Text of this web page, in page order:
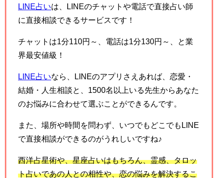
LINE占いは、LINEのチャットや電話で直接占い師
に直接相談できるサービスです！
チャットは1分110円～、電話は1分130円～、と業
界最安値級！
LINE占いなら、LINEのアプリさえあれば、恋愛・
結婚・人生相談と、1500名以上いる先生からあなた
のお悩みに合わせて選ぶことができるんです。
また、場所や時間を問わず、いつでもどこでもLINE
で直接相談ができるのがうれしいですね♪
西洋占星術や、星座占いはもちろん、霊感、タロッ
ト占いであの人との相性や、恋の悩みを解決するこ